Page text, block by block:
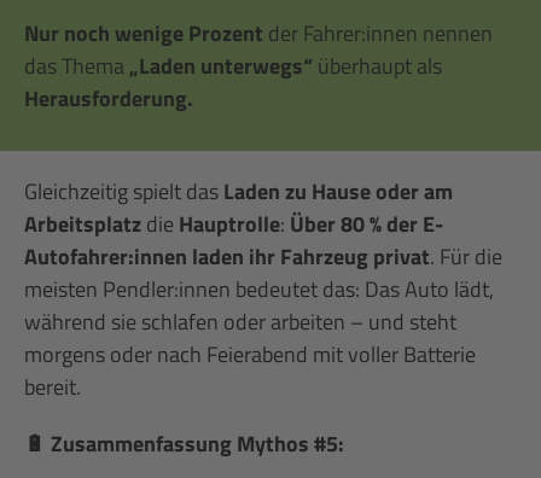
Nur noch wenige Prozent der Fahrer:innen nennen
das Thema„Laden unterwegs“ überhaupt als
Herausforderung.
Gleichzeitig spielt dasLaden zu Hause oder am
Arbeitsplatzdie Hauptrolle: Über 80 % der E-
Autofahrer:innen laden ihr Fahrzeug privat. Für die
meisten Pendler:innen bedeutet das: Das Auto lädt,
während sie schlafen oder arbeiten – und steht
morgens oder nach Feierabend mit voller Batterie
bereit.
🔋 Zusammenfassung Mythos #5: